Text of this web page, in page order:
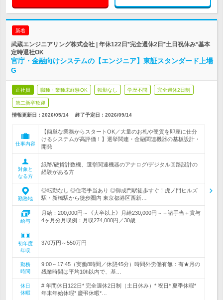
新着
武蔵エンジニアリング株式会社 | 年休122日*完全週休2日*土日祝休み*基本
定時退社OK
官庁・金融向けシステムの【エンジニア】東証スタンダード上場
G
正社員 職種・業種未経験OK 転勤なし 学歴不問 完全週休2日制
第二新卒歓迎
情報更新日：2026/05/14 終了予定日： 2026/09/14
仕事内容
【簡単な業務からスタートOK／大量のお札や硬貨を即座に仕分
けるシステムが高評価！】選挙関連・金融関連機器の基板設計・
開発
対象と
なる方
紙幣/硬貨計数機、選挙関連機器のアナログ/デジタル回路設計の
経験がある方
勤務地
◎転勤なし ◎住宅手当あり ◎御成門駅徒歩すぐ！虎ノ門ヒルズ
駅・新橋駅から徒歩圏内 東京都港区西新…
給与
月給：200,000円～《大卒以上》月給230,000円～＋諸手当＋賞与
4ヶ月分月収例：月収274,000円／30歳…
初年度
年収
370万円～550万円
勤務
時間
9:00～17:45（実働8時間／休憩45分）時間外労働有無：有★月の
残業時間は平均10h以内で、基…
休日
休暇
# 年間休日122日* 完全週休2日制（土日休み）* 祝日* 夏季休暇*
年末年始休暇* 慶弔休暇*…